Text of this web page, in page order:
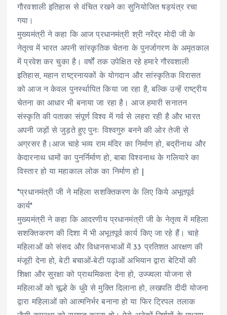
गौरवशाली इतिहास से वंचित रखने का सुनियोजित षड़यंत्र रचा
गया।
मुख्यमंत्री ने कहा कि आज प्रधानमंत्री श्री नरेंद्र मोदी जी के
नेतृत्व में भारत अपनी सांस्कृतिक चेतना के पुनर्जागरण के अमृतकाल
में प्रवेश कर चुका है। वर्षों तक उपेक्षित रहे हमारे गौरवशाली
इतिहास, महान राष्ट्रनायकों के योगदान और सांस्कृतिक विरासत
को आज न केवल पुनर्स्थापित किया जा रहा है, बल्कि उन्हें राष्ट्रीय
चेतना का आधार भी बनाया जा रहा है। आज हमारी सनातन
संस्कृति की पताका संपूर्ण विश्व में गर्व से लहरा रही है और भारत
अपनी जड़ों से जुड़ते हुए पुनः विश्वगुरु बनने की ओर तेजी से
अग्रसर है।आज चाहे भव्य राम मंदिर का निर्माण हो, बद्रीनाथ और
केदारनाथ धामों का पुनर्निर्माण हो, बाबा विश्वनाथ के गलियारे का
विस्तार हो या महाकाल लोक का निर्माण हो |
*प्रधानमंत्री जी ने महिला सशक्तिकरण के लिए किये अभूतपूर्व
कार्य*
मुख्यमंत्री ने कहा कि आदरणीय प्रधानमंत्री जी के नेतृत्व में महिला
सशक्तिकरण की दिशा में भी अभूतपूर्व कार्य किए जा रहे हैं। चाहे
महिलाओं को संसद और विधानसभाओं में 33 प्रतिशत आरक्षण की
मंजूरी देना हो, बेटी बचाओं-बेटी पढ़ाओं अभियान द्वारा बेटियों की
शिक्षा और सुरक्षा को प्राथमिकता देना हो, उज्ज्वला योजना से
महिलाओं को चूल्हे के धुंवे से मुक्ति दिलाना हो, लखपति दीदी योजना
द्वारा महिलाओं को आत्मनिर्भर बनाना हो या फिर ट्रिपल तलाक